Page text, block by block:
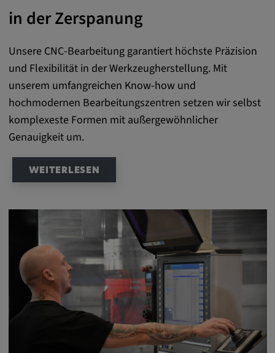
in der Zerspanung
Unsere CNC-Bearbeitung garantiert höchste Präzision
und Flexibilität in der Werkzeugherstellung. Mit
unserem umfangreichen Know-how und
hochmodernen Bearbeitungszentren setzen wir selbst
komplexeste Formen mit außergewöhnlicher
Genauigkeit um.
WEITERLESEN
Cookie Laufzeit:
1 Jahr
Vimeo
Matterport
_mkto_trk, singular_device_id, _vis_opt_s,
_gcl_au, FPAU, _rdt_uuid, _zitok,
_vis_opt_exp_140_combi, _vwo_ds,
_uetvid, ajs_anonymous_id, _vwo_uuid,
_vwo_uuid_v2, _ga, _ga_W66Y5HELXX,
_cfuvid, __q_state_oerwbSnkKEjaiD3g,
apple_analytics, _clck, cookie_consent_v3
Anbieter:
matterport.com
Diese Cookies werden von einem